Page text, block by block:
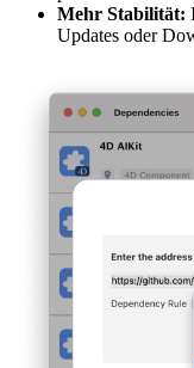
Mehr Stabilität:
Updates oder